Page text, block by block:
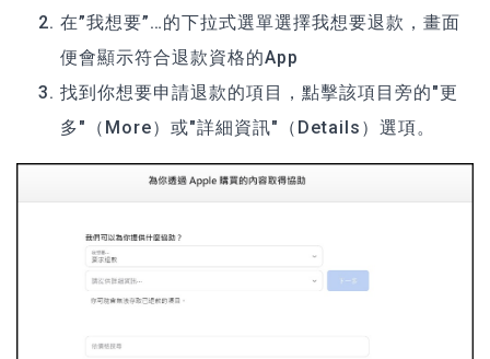
在”我想要”…的下拉式選單選擇我想要退款，畫面
便會顯示符合退款資格的App
找到你想要申請退款的項目，點擊該項目旁的"更
多"（More）或"詳細資訊"（Details）選項。